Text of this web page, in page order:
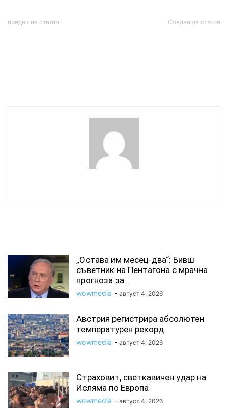
предишна статия Следваща статия
„Остава им месец-два“: Бивш
съветник на Пентагона с мрачна
прогноза за...
wowmedia - август 4, 2026
Австрия регистрира абсолютен
температурен рекорд
wowmedia - август 4, 2026
Страховит, светкавичен удар на
Исляма по Европа
wowmedia - август 4, 2026